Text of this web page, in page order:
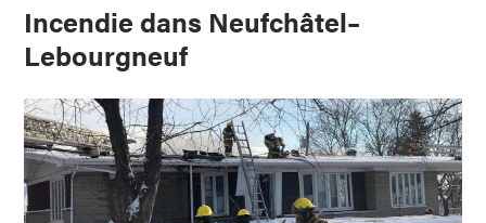
Incendie dans Neufchâtel–
Lebourgneuf